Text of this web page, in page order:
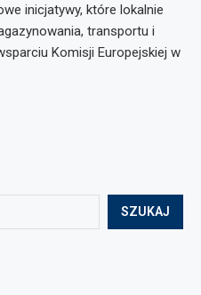
inicjatywy, które lokalnie
transportu i
Komisji Europejskiej w
SZUKAJ